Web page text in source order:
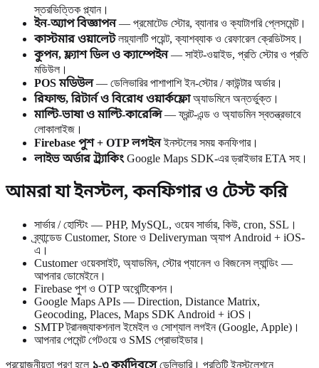
স্তরভিত্তিক প্ল্যান।
ইন-অ্যাপ বিজ্ঞাপন— প্রমোটেড স্টোর, ব্যানার ও ক্যাটাগরি প্লেসমেন্ট।
কাস্টমার ওয়ালেটলয়্যালটি পয়েন্ট, ক্যাশব্যাক ও রেফারেল ক্রেডিটসহ।
কুপন, ফ্ল্যাশ ডিল ও ক্যাম্পেইন— সাইট-ওয়াইড, প্রতি স্টোর ও প্রতি
মডিউল।
POS মডিউল— ডেলিভারির পাশাপাশি ইন-স্টোর / কাউন্টার অর্ডার।
রিফান্ড, রিটার্ন ও বিরোধ ওয়ার্কফ্লোঅ্যাডমিনে অন্তর্ভুক্ত।
মাল্টি-ভাষা ও মাল্টি-কারেন্সি— ফ্রন্ট-এন্ড ও অ্যাডমিন স্বতন্ত্রভাবে
লোকালাইজ।
Firebase পুশ + OTP লগইনইনস্টলের সময় কনফিগার।
লাইভ অর্ডার ট্র্যাকিং Google Maps SDK-এর ড্রাইভার ETA সহ।
আমরা যা ইনস্টল, কনফিগার ও টেস্ট করি
সার্ভার / হোস্টিং — PHP, MySQL, ওয়েব সার্ভার, কিউ, cron, SSL।
ব্র্যান্ডেড Customer, Store ও Deliveryman অ্যাপ Android + iOS-
এ।
Customer ওয়েবসাইট, অ্যাডমিন, স্টোর প্যানেল ও বিজনেস ল্যান্ডিং —
আপনার ডোমেইনে।
Firebase পুশ ও OTP অথেন্টিকেশন।
Google Maps APIs — Direction, Distance Matrix,
Geocoding, Places, Maps SDK Android + iOS।
SMTP ট্রানজ্যাকশনাল ইমেইল ও সোশ্যাল লগইন (Google, Apple)।
আপনার পেমেন্ট গেটওয়ে ও SMS প্রোভাইডার।
প্রয়োজনীয়তা পূরণ হলে ১-৩ কর্মদিবসেডেলিভারি। প্রতিটি ইনস্টলেশনে